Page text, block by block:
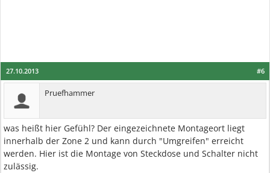
#6
27.10.2013
Pruefhammer
was heißt hier Gefühl? Der eingezeichnete Montageort liegt
innerhalb der Zone 2 und kann durch "Umgreifen" erreicht
werden. Hier ist die Montage von Steckdose und Schalter nicht
zulässig.